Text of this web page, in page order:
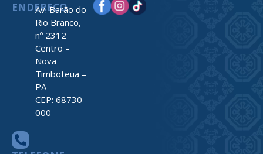
ENDEREÇO
Av. Barão do
Rio Branco,
nº 2312
Centro –
Nova
Timboteua –
PA
CEP: 68730-
000